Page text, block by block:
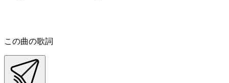
この曲の歌詞